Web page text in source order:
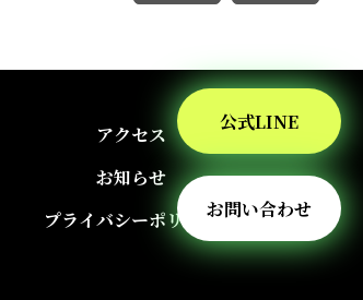
公式LINE
お問い合わせ
アクセス
お知らせ
プライバシーポリシー